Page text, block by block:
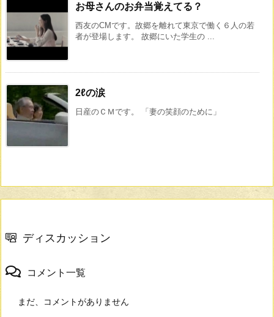
お母さんのお弁当覚えてる？
西友のCMです。故郷を離れて東京で働く６人の若
者が登場します。 故郷にいた学生の ...
2ℓの涙
日産のＣＭです。 「妻の笑顔のために」
ディスカッション
コメント一覧
まだ、コメントがありません